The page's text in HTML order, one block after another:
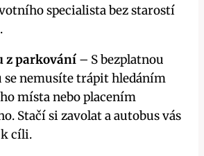
specialista bez starostí
z parkování – S bezplatnou
se nemusíte trápit hledáním
místa nebo placením
Stačí si zavolat a autobus vás
k cíli.